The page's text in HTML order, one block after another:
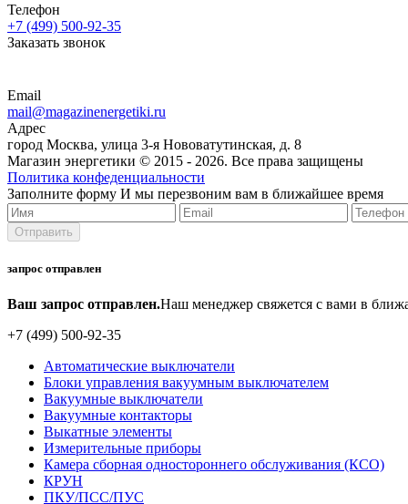
Телефон
+7 (499) 500-92-35
Заказать звонок
Email
mail@magazinenergetiki.ru
Адрес
город Москва, улица 3-я Нововатутинская, д. 8
Магазин энергетики © 2015 - 2026. Все права защищены
Политика конфеденциальности
Заполните форму И мы перезвоним вам в ближайшее время
запрос отправлен
Ваш запрос отправлен.Наш менеджер свяжется с вами в
+7 (499) 500-92-35
Автоматические выключатели
Блоки управления вакуумным выключателем
Вакуумные выключатели
Вакуумные контакторы
Выкатные элементы
Измерительные приборы
Камера сборная одностороннего обслуживания (КСО)
КРУН
ПКУ/ПСС/ПУС